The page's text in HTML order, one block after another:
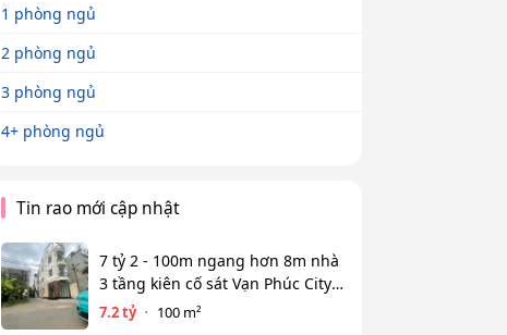
1 phòng ngủ
2 phòng ngủ
3 phòng ngủ
4+ phòng ngủ
Tin rao mới cập nhật
7 tỷ 2 - 100m ngang hơn 8m nhà
3 tầng kiên cố sát Vạn Phúc City -
HẺM XE HƠI TỚI CỬA
7.2 tỷ 100 m²